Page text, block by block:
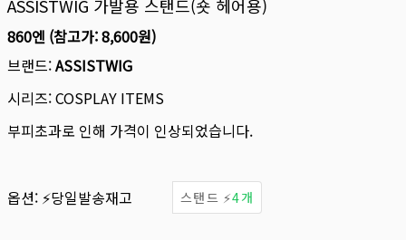
ASSISTWIG 가발용 스탠드(숏 헤어용)
860엔 (참고가:8,600원)
브랜드:ASSISTWIG
시리즈:COSPLAY ITEMS
부피초과로 인해 가격이 인상되었습니다.
옵션: ⚡당일발송재고 스탠드 ⚡4개